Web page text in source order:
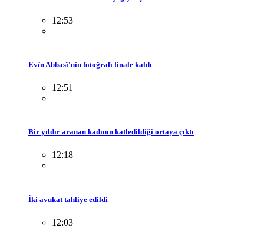
12:53
Evîn Abbasî'nin fotoğrafı finale kaldı
12:51
Bir yıldır aranan kadının katledildiği ortaya çıktı
12:18
İki avukat tahliye edildi
12:03